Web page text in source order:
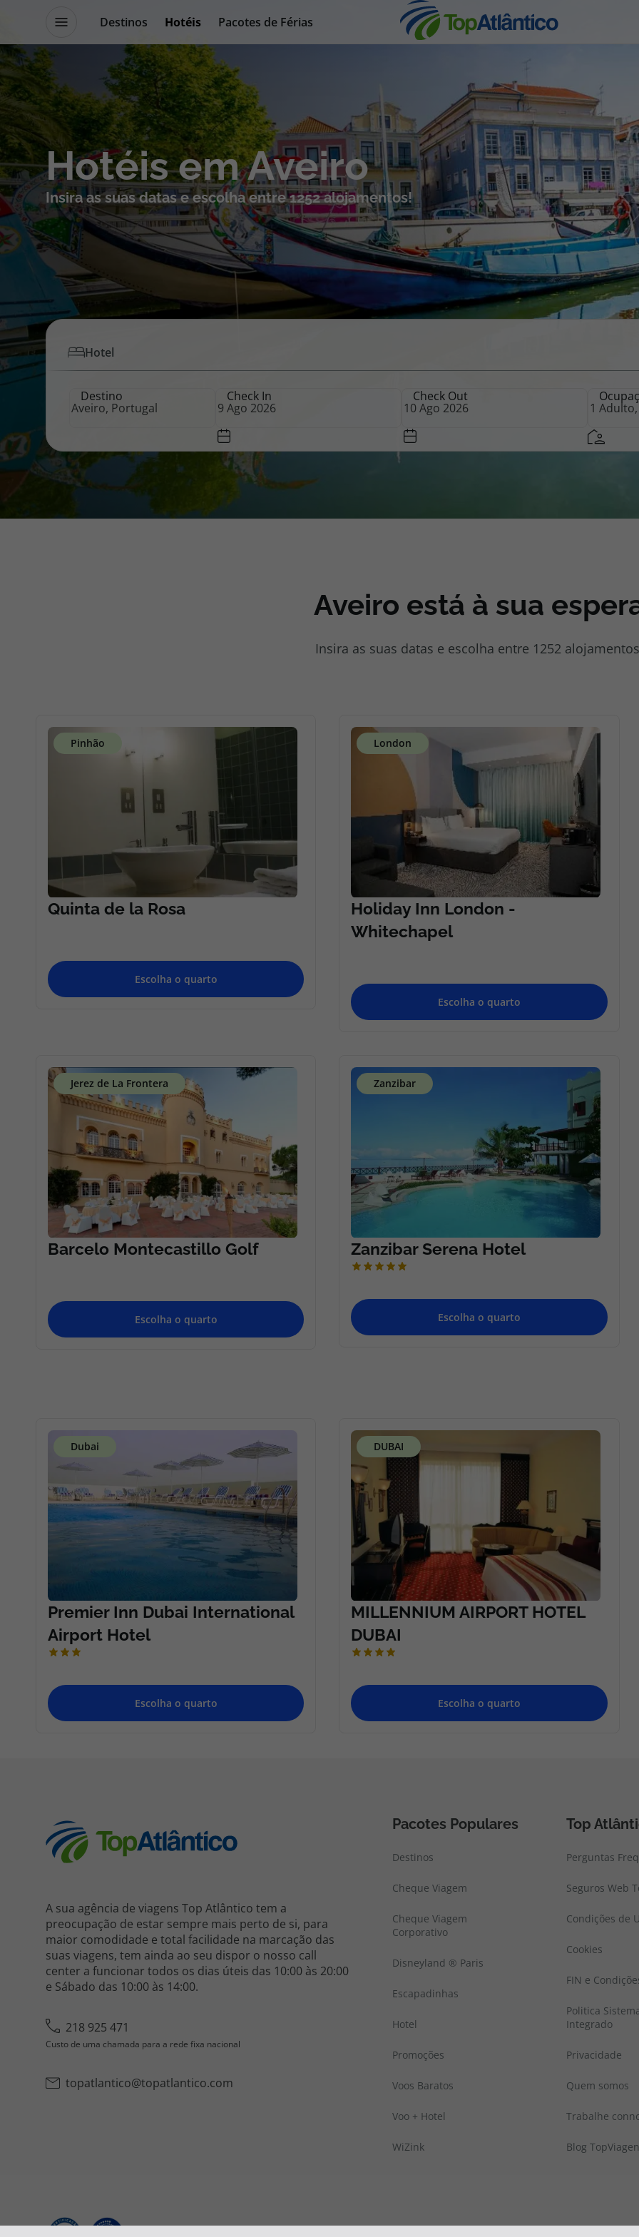
Destinos Hotéis
Pacotes de Férias
Promoções
Blog TopViagens
Destinos
Voos
Hotéis
Voos + Hotel
Pacotes de Férias
Disneyland ® Paris
Escapadinhas
Cruzeiros
Promoções
Especialistas
Blog TopViagens
Hotéis em Aveiro
Insira as suas datas e escolha entre 1252 alojamentos!
Hotel
Destino Check In Check Out
Aveiro está à sua
Insira as suas datas e escolha entre 1252
A sua agência de viagens Top Atlântico tem a
preocupação de estar sempre mais perto de si, para
maior comodidade e total facilidade na marcação das
suas viagens, tem ainda ao seu dispor o nosso call
center a funcionar todos os dias úteis das 10:00 às 20:00
e Sábado das 10:00 às 14:00.
218 925 471
Custo de uma chamada para a rede fixa nacional
topatlantico@topatlantico.com
Pacotes Populares
Destinos
Cheque Viagem
Cheque Viagem
Corporativo
Disneyland ® Paris
Escapadinhas
Hotel
Promoções
Voos Baratos
Voo + Hotel
WiZink
Top
Perguntas
Seguros Web
Condições de
Cookies
FIN e
Politica
Integrado
Privacidade
Quem somos
Trabalhe
Blog